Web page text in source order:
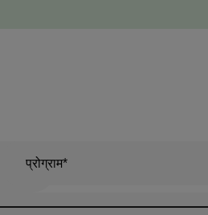
प्रोग्राम*